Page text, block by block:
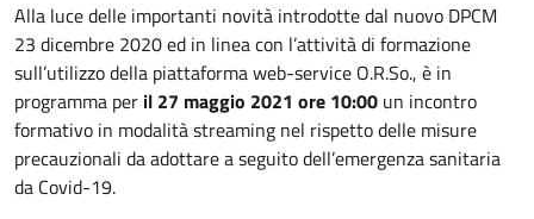
Alla luce delle importanti novità introdotte dal nuovo DPCM
23 dicembre 2020 ed in linea con l’attività di formazione
sull’utilizzo della piattaforma web-service O.R.So., è in
programma per il 27 maggio 2021 ore 10:00 un incontro
formativo in modalità streaming nel rispetto delle misure
precauzionali da adottare a seguito dell’emergenza sanitaria
da Covid-19.